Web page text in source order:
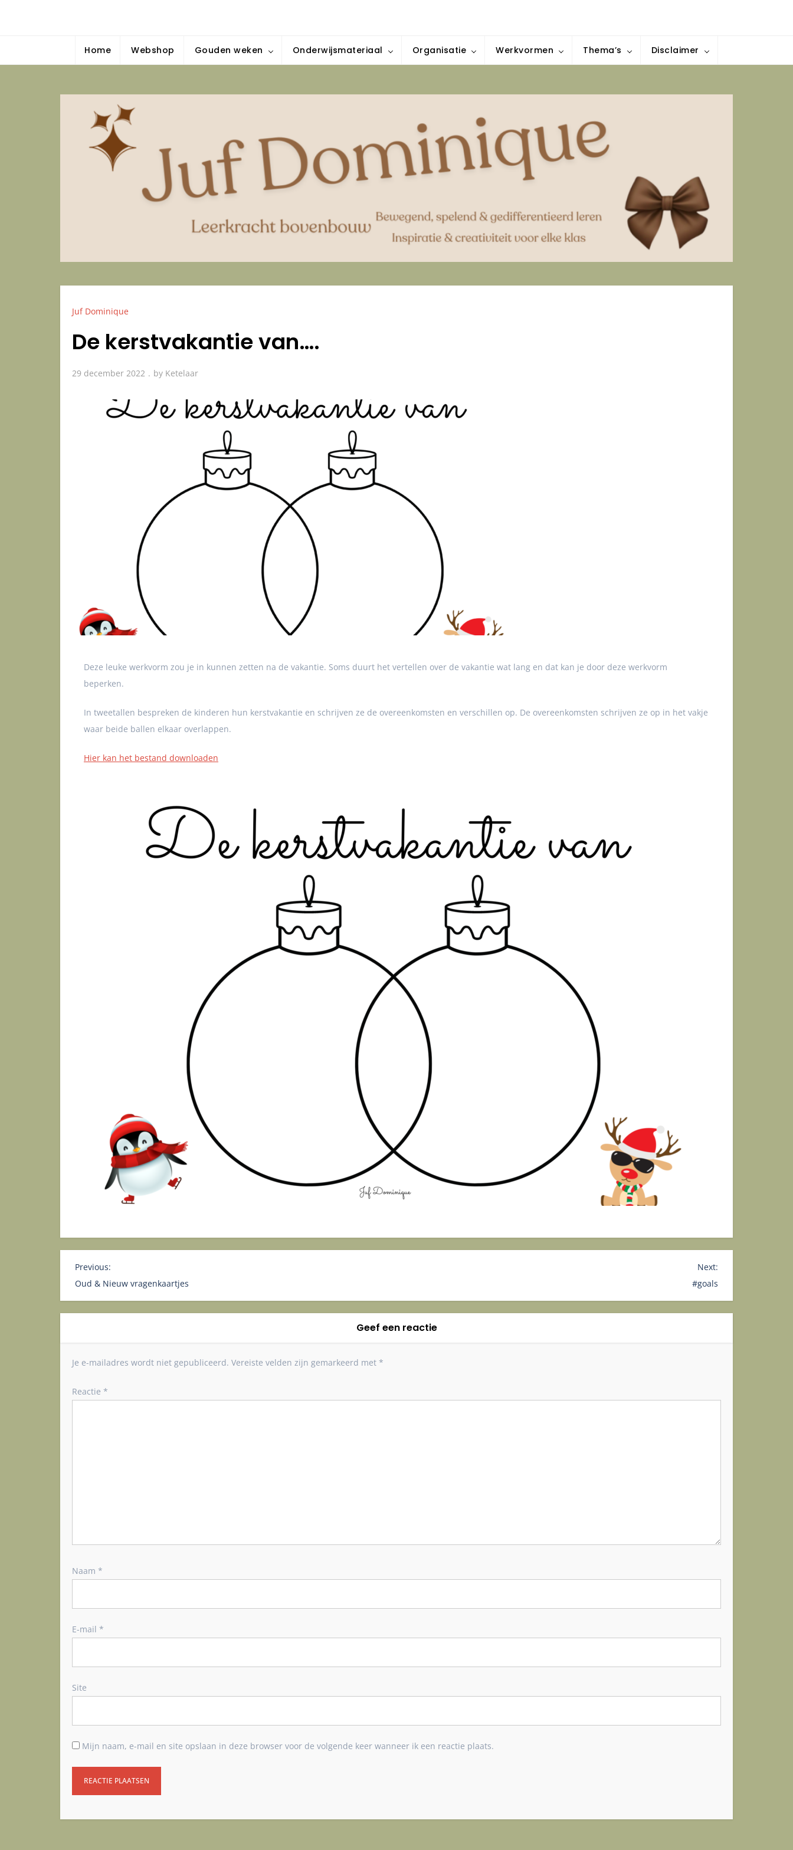
Home
Webshop Gouden weken Onderwijsmateriaal Organisatie Werkvormen Thema’s Disclaimer
Juf Dominique
De kerstvakantie van….
29 december 2022 by Ketelaar
Deze leuke werkvorm zou je in kunnen zetten na de vakantie. Soms duurt het vertellen over de vakantie wat lang en dat kan je door deze werkvorm
beperken.
In tweetallen bespreken de kinderen hun kerstvakantie en schrijven ze de overeenkomsten en verschillen op. De overeenkomsten schrijven ze op in het vakje
waar beide ballen elkaar overlappen.
Hier kan het bestand downloaden
B
e
r
i
t
a
Previous:
Oud & Nieuw vragenkaartjes
Next:
#goals
Geef een reactie
Je e-mailadres wordt niet gepubliceerd. Vereiste velden zijn gemarkeerd met *
Reactie *
Naam *
E-mail *
Site
Mijn naam, e-mail en site opslaan in deze browser voor de volgende keer wanneer ik een reactie plaats.